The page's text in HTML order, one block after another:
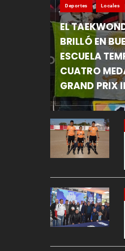
Deportes Locales
EL
BRILLÓ EN
ESCUELA
CUATRO
GRAND PRIX II